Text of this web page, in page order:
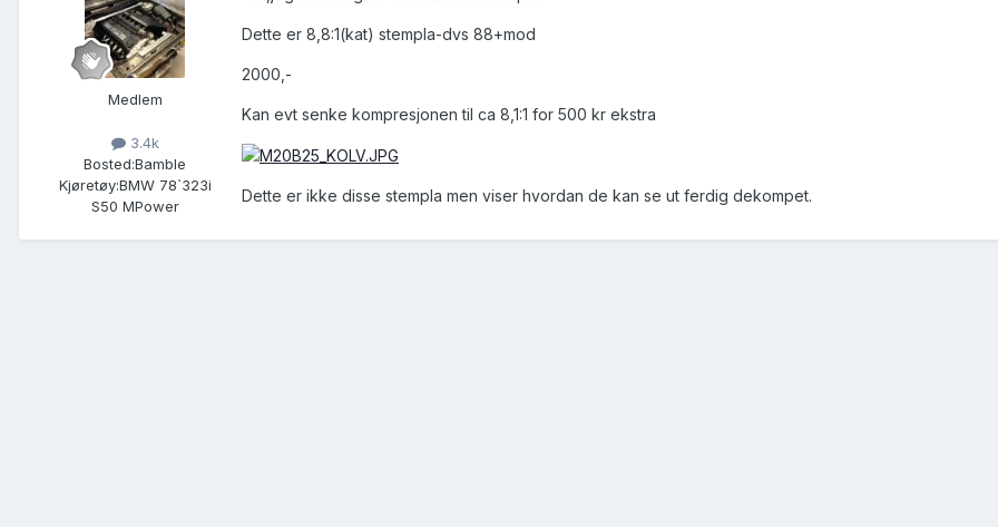
Medlem
3.4k
Bosted:Bamble
Kjøretøy:BMW 78`323i
S50 MPower
Dette er 8,8:1(kat) stempla-dvs 88+mod
2000,-
Kan evt senke kompresjonen til ca 8,1:1 for 500 kr ekstra
Dette er ikke disse stempla men viser hvordan de kan se ut ferdig dekompet.